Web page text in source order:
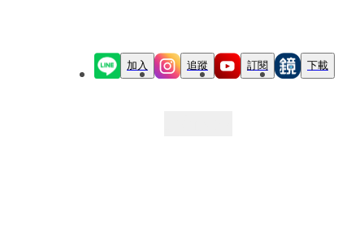
加入 追蹤 訂閱 下載